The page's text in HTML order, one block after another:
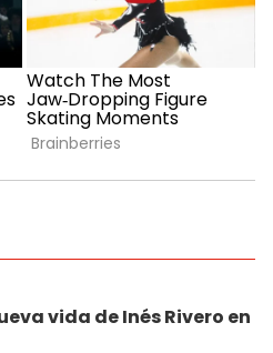
vida de Inés Rivero en